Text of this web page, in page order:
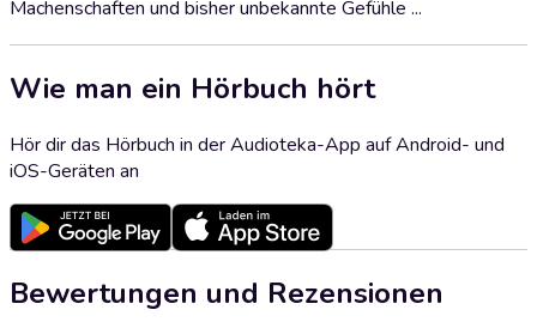
Machenschaften und bisher unbekannte Gefühle ...
Wie man ein Hörbuch hört
Hör dir das Hörbuch in der Audioteka-App auf Android- und
iOS-Geräten an
Bewertungen und Rezensionen